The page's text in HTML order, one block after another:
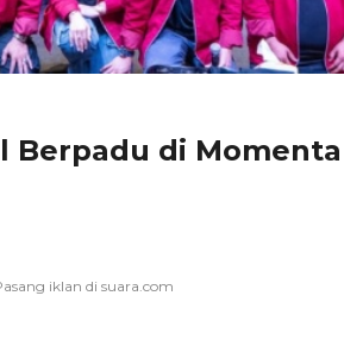
Berpadu di